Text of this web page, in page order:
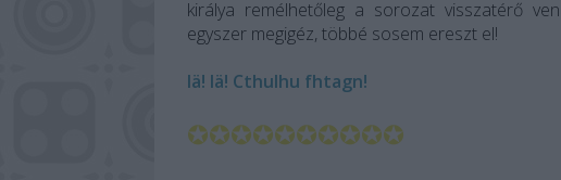
királya remélhetőleg a sorozat visszatérő
egyszer megigéz, többé sosem ereszt el!
Iä! Iä! Cthulhu fhtagn!
✪✪✪✪✪✪✪✪✪✪